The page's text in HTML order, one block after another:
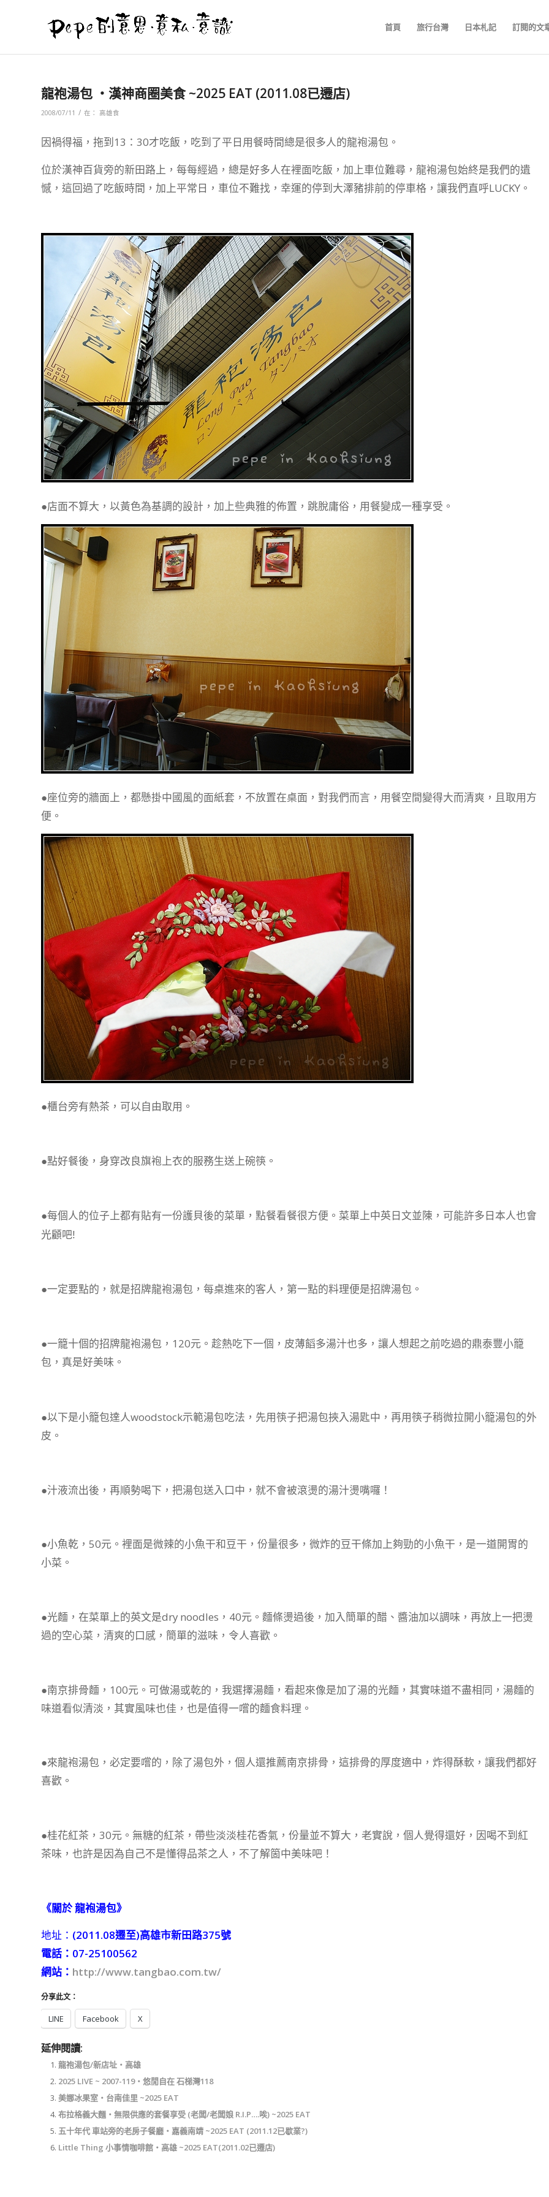
首頁 旅行台灣 日本札記 訂閱的文
龍袍湯包 ‧漢神商圈美食 ~2025 EAT (2011.08已遷店)
2008/07/11 / 在： 高雄食
因禍得福，拖到13：30才吃飯，吃到了平日用餐時間總是很多人的龍袍湯包。
位於漢神百貨旁的新田路上，每每經過，總是好多人在裡面吃飯，加上車位難尋，龍袍湯包始終是我們的遺
憾，這回過了吃飯時間，加上平常日，車位不難找，幸運的停到大澤豬排前的停車格，讓我們直呼LUCKY。
●店面不算大，以黃色為基調的設計，加上些典雅的佈置，跳脫庸俗，用餐變成一種享受。
●座位旁的牆面上，都懸掛中國風的面紙套，不放置在桌面，對我們而言，用餐空間變得大而清爽，且取用方
便。
●櫃台旁有熱茶，可以自由取用。
●點好餐後，身穿改良旗袍上衣的服務生送上碗筷。
●每個人的位子上都有貼有一份護貝後的菜單，點餐看餐很方便。 菜單上中英日文並陳，可能許多日本人也會
光顧吧!
●一定要點的，就是招牌龍袍湯包，每桌進來的客人，第一點的料理便是招牌湯包。
●一籠十個的招牌龍袍湯包，120元。趁熱吃下一個，皮薄饀多湯汁也多，讓人想起之前吃過的鼎泰豐小籠
包 ， 真是好美味。
●以下是小籠包達人woodstock示範湯包吃法，先用筷子把湯包挾入湯匙中，再用筷子稍微拉開小籠湯包的外
皮。
●汁液流出後，再順勢喝下，把湯包送入口中，就不會被滾燙的湯汁燙嘴囉！
●小魚乾，50元。裡面是微辣的小魚干和豆干，份量很多，微炸的豆干條加上夠勁的小魚干，是一道開胃的
小菜。
●光麵，在菜單上的英文是dry noodles，40元。麵條燙過後，加入簡單的醋、醬油加以調味，再放上一把燙
過的空心菜，清爽的口感，簡單的滋味，令人喜歡。
●南京排骨麵，100元。可做湯或乾的，我選擇湯麵，看起來像是加了湯的光麵，其實味道不盡相同，湯麵的
味道看似清淡，其實風味也佳，也是值得一嚐的麵食料理。
●來龍袍湯包，必定要嚐的，除了湯包外，個人還推薦南京排骨，這排骨的厚度適中，炸得酥軟，讓我們都好
喜歡。
●桂花紅茶，30元。無糖的紅茶，帶些淡淡桂花香氣，份量並不算大，老實說，個人覺得還好，因喝不到紅
茶味，也許是因為自己不是懂得品茶之人，不了解箇中美味吧！
《關於 龍袍湯包》
地址： (2011.08遷至)高雄市新田路375號
電話：07-25100562
網站： http://www.tangbao.com.tw/
分享此文：
LINE Facebook X
延伸閱讀:
龍袍湯包/新店址‧高雄
2025 LIVE ~ 2007-119‧悠閒自在 石梯灣118
美娜冰果室‧台南佳里 ~2025 EAT
布拉格義大麵‧無限供應的套餐享受 (老闆/老闆娘 R.I.P….唉) ~2025 EAT
五十年代 車站旁的老房子餐廳‧嘉義南靖 ~2025 EAT (2011.12已歇業?)
Little Thing 小事情咖啡館‧高雄 ~2025 EAT(2011.02已遷店)